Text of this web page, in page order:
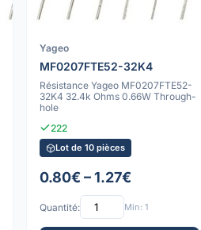
Yageo
MF0207FTE52-32K4
Résistance Yageo MF0207FTE52-
32K4 32.4k Ohms 0.66W Through-
hole
222
Lot de 10 pièces
0.80€ – 1.27€
Quantité: Min: 1